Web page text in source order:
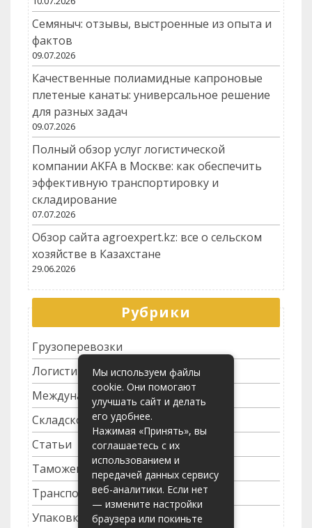
Семяныч: отзывы, выстроенные из опыта и
фактов
09.07.2026
Качественные полиамидные капроновые
плетеные канаты: универсальное решение
для разных задач
09.07.2026
Полный обзор услуг логистической
компании AKFA в Москве: как обеспечить
эффективную транспортировку и
складирование
07.07.2026
Обзор сайта agroexpert.kz: все о сельском
хозяйстве в Казахстане
29.06.2026
Рубрики
Грузоперевозки
Логистика
Международные перевозки
Складское хозяйство
Статьи
Таможенное оформление
Транспортные услуги
Упаковка грузов
Мы используем файлы
cookie. Они помогают
улучшать сайт и делать
его удобнее.
Нажимая «Принять», вы
соглашаетесь с их
использованием и
передачей данных сервису
веб-аналитики. Если нет
— измените настройки
браузера или покиньте